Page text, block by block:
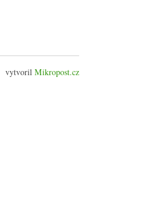
vytvoril Mikropost.cz